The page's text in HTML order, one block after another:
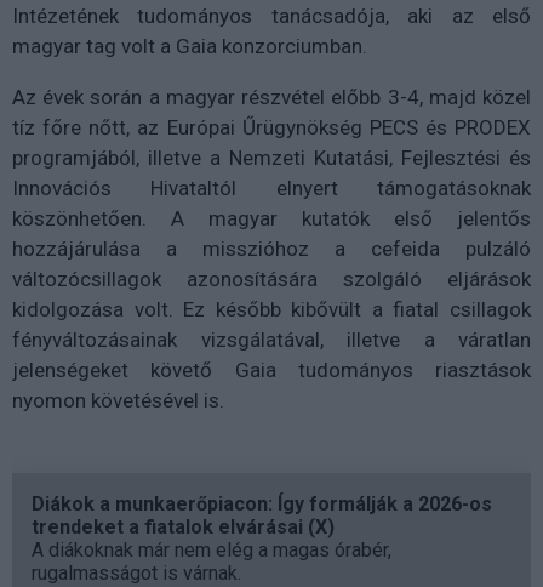
Intézetének tudományos tanácsadója, aki az első
magyar tag volt a Gaia konzorciumban.
Az évek során a magyar részvétel előbb 3-4, majd közel
tíz főre nőtt, az Európai Űrügynökség PECS és PRODEX
programjából, illetve a Nemzeti Kutatási, Fejlesztési és
Innovációs Hivataltól elnyert támogatásoknak
köszönhetően. A magyar kutatók első jelentős
hozzájárulása a misszióhoz a cefeida pulzáló
változócsillagok azonosítására szolgáló eljárások
kidolgozása volt. Ez később kibővült a fiatal csillagok
fényváltozásainak vizsgálatával, illetve a váratlan
jelenségeket követő Gaia tudományos riasztások
nyomon követésével is.
Diákok a munkaerőpiacon: Így formálják a 2026-os
trendeket a fiatalok elvárásai (X)
A diákoknak már nem elég a magas órabér,
rugalmasságot is várnak.